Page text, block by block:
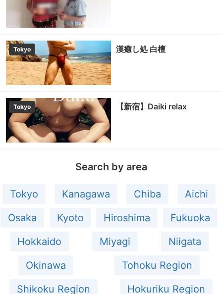
Tokyo 漢癒し処 白檀
Tokyo 【新宿】Daiki relax
Search by area
Tokyo Kanagawa Chiba
Aichi
Osaka
Kyoto Hiroshima
Fukuoka
Hokkaido
Miyagi
Niigata
Okinawa
Tohoku Region
Shikoku Region
Hokuriku Region